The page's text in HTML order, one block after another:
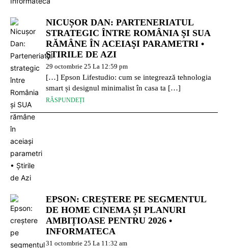
NICUȘOR DAN: PARTENERIATUL
STRATEGIC ÎNTRE ROMÂNIA ŞI SUA
RĂMÂNE ÎN ACEIAŞI PARAMETRI •
ȘTIRILE DE AZI
29 octombrie 25 La 12:59 pm
[…] Epson Lifestudio: cum se integrează tehnologia
smart și designul minimalist în casa ta […]
RĂSPUNDEȚI
EPSON: CREȘTERE PE SEGMENTUL
DE HOME CINEMA ȘI PLANURI
AMBIȚIOASE PENTRU 2026 •
INFORMATECA
31 octombrie 25 La 11:32 am